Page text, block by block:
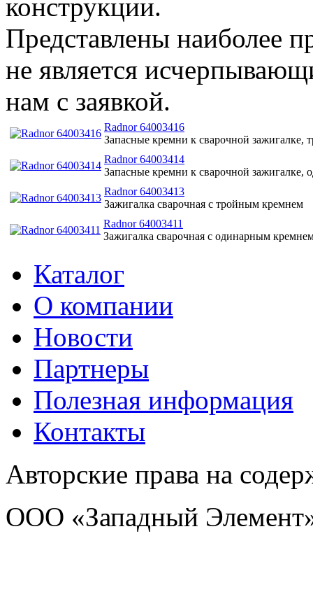
конструкции.
Представлены наиболее
не является
нам с заявкой.
Radnor 64003416
Запасные кремни к сварочной зажигалке,
Radnor 64003414
Запасные кремни к сварочной зажигалке,
Radnor 64003413
Зажигалка cварочная с тройным кремнем
Radnor 64003411
Зажигалка cварочная с одинарным
Каталог
O компании
Новости
Партнеры
Полезная информация
Контакты
Авторские права на
ООО «Западный